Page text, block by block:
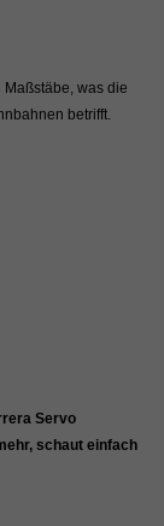
was die
betrifft.
Servo
schaut einfach